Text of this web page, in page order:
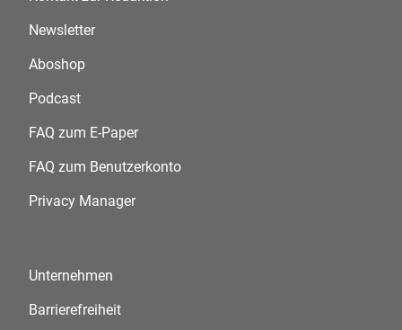
Newsletter
Aboshop
Podcast
FAQ zum E-Paper
FAQ zum Benutzerkonto
Privacy Manager
Unternehmen
Barrierefreiheit